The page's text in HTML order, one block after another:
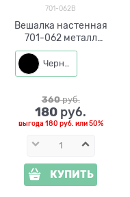
701-062B
Вешалка настенная
701-062 металл
Птички
Черный
360 руб.
180 руб.
выгода 180 руб. или50%
КУПИТЬ